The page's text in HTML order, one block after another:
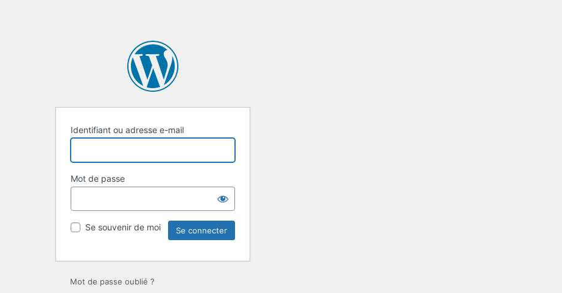
Identifiant ou adresse e-mail
Mot de passe
Se souvenir de moi
Mot de passe oublié ?